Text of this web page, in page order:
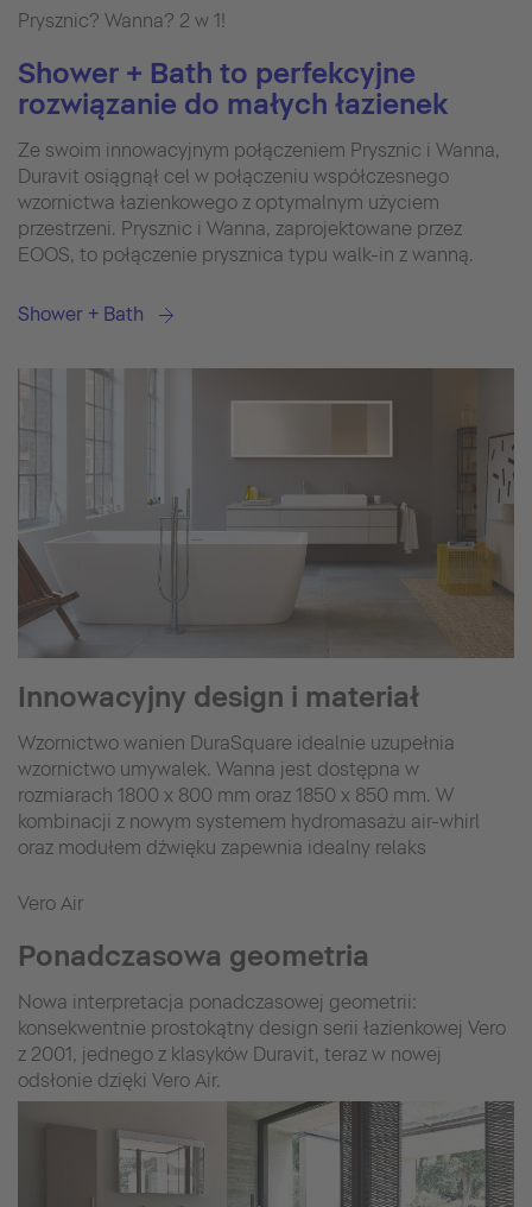
Prysznic? Wanna? 2 w 1!
Shower + Bath to perfekcyjne
rozwiązanie do małych łazienek
Ze swoim innowacyjnym połączeniem Prysznic i Wanna,
Duravit osiągnął cel w połączeniu współczesnego
wzornictwa łazienkowego z optymalnym użyciem
przestrzeni. Prysznic i Wanna, zaprojektowane przez
EOOS, to połączenie prysznica typu walk-in z wanną.
Shower + Bath
Innowacyjny design i materiał
Wzornictwo wanien DuraSquare idealnie uzupełnia
wzornictwo umywalek. Wanna jest dostępna w
rozmiarach 1800 x 800 mm oraz 1850 x 850 mm. W
kombinacji z nowym systemem hydromasażu air-whirl
oraz modułem dźwięku zapewnia idealny relaks
Vero Air
Ponadczasowa geometria
Nowa interpretacja ponadczasowej geometrii:
konsekwentnie prostokątny design serii łazienkowej Vero
z 2001, jednego z klasyków Duravit, teraz w nowej
odsłonie dzięki Vero Air.